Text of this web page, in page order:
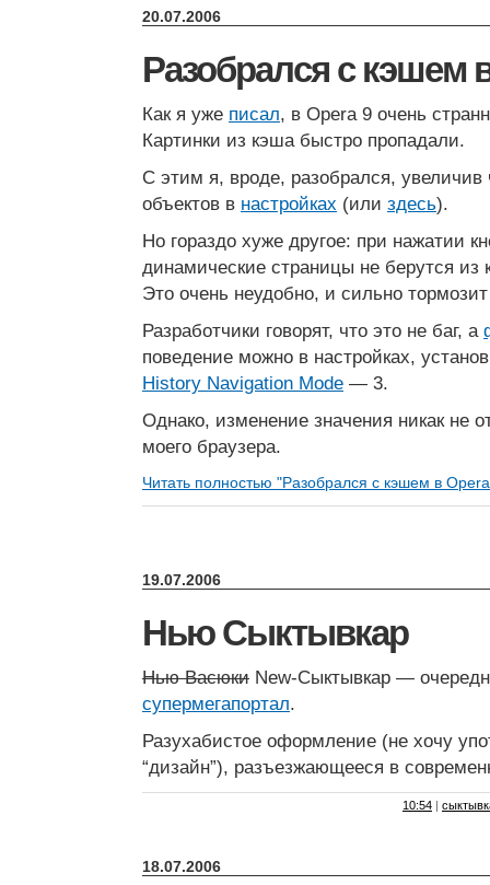
20.07.2006
Разобрался с кэшем
Как я уже писал, в Opera 9 очень
Картинки из кэша быстро пропадали.
С этим я, вроде, разобрался,
объектов в настройках (или здесь).
Но гораздо хуже другое: при нажатии
динамические страницы не берутся из
Это очень неудобно, и сильно
Разработчики говорят, что это не баг, а
поведение можно в настройках,
History Navigation Mode — 3.
Однако, изменение значения никак не
моего браузера.
Читать полностью "Разобрался с кэшем в
19.07.2006
Нью Сыктывкар
Нью Васюки New-Сыктывкар —
супермегапортал.
Разухабистое оформление (не хочу
“дизайн”), разъезжающееся в
10:54 |
18.07.2006